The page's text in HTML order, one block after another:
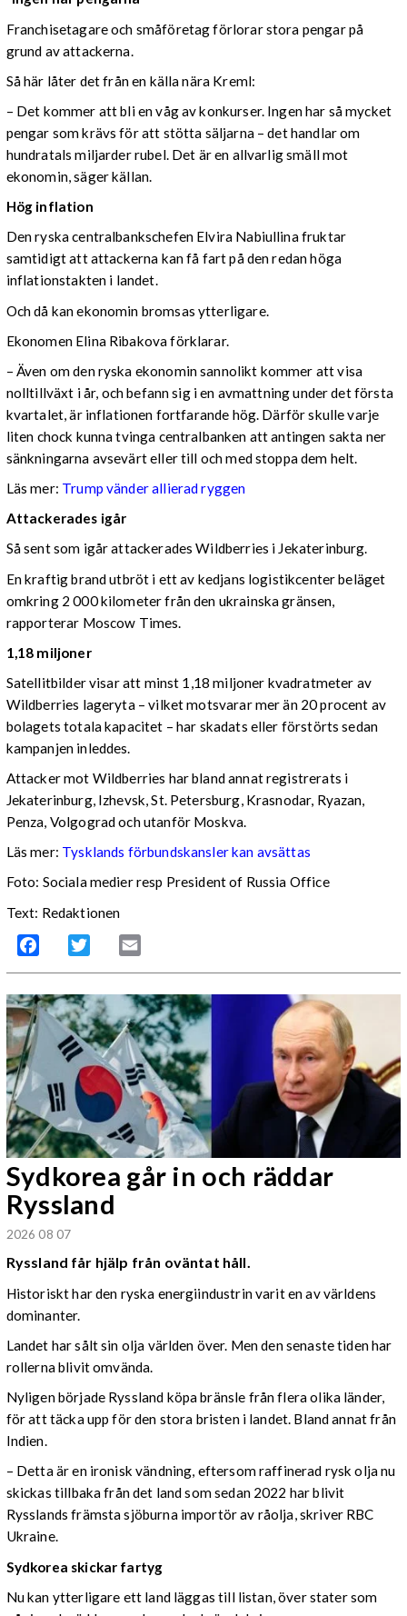
Franchisetagare och småföretag förlorar stora pengar på
grund av attackerna.
Så här låter det från en källa nära Kreml:
– Det kommer att bli en våg av konkurser. Ingen har så mycket
pengar som krävs för att stötta säljarna – det handlar om
hundratals miljarder rubel. Det är en allvarlig smäll mot
ekonomin, säger källan.
Hög inflation
Den ryska centralbankschefen Elvira Nabiullina fruktar
samtidigt att attackerna kan få fart på den redan höga
inflationstakten i landet.
Och då kan ekonomin bromsas ytterligare.
Ekonomen Elina Ribakova förklarar.
– Även om den ryska ekonomin sannolikt kommer att visa
nolltillväxt i år, och befann sig i en avmattning under det första
kvartalet, är inflationen fortfarande hög. Därför skulle varje
liten chock kunna tvinga centralbanken att antingen sakta ner
sänkningarna avsevärt eller till och med stoppa dem helt.
Läs mer: Trump vänder allierad ryggen
Attackerades igår
Så sent som igår attackerades Wildberries i Jekaterinburg.
En kraftig brand utbröt i ett av kedjans logistikcenter beläget
omkring 2 000 kilometer från den ukrainska gränsen,
rapporterar Moscow Times.
1,18 miljoner
Satellitbilder visar att minst 1,18 miljoner kvadratmeter av
Wildberries lageryta – vilket motsvarar mer än 20 procent av
bolagets totala kapacitet – har skadats eller förstörts sedan
kampanjen inleddes.
Attacker mot Wildberries har bland annat registrerats i
Jekaterinburg, Izhevsk, St. Petersburg, Krasnodar, Ryazan,
Penza, Volgograd och utanför Moskva.
Läs mer: Tysklands förbundskansler kan avsättas
Foto: Sociala medier resp President of Russia Office
Text: Redaktionen
Facebook Twitter
Sydkorea går in och räddar
Ryssland
2026 08 07
Ryssland får hjälp från oväntat håll.
Historiskt har den ryska energiindustrin varit en av världens
dominanter.
Landet har sålt sin olja världen över. Men den senaste tiden har
rollerna blivit omvända.
Nyligen började Ryssland köpa bränsle från flera olika länder,
för att täcka upp för den stora bristen i landet. Bland annat från
Indien.
– Detta är en ironisk vändning, eftersom raffinerad rysk olja nu
skickas tillbaka från det land som sedan 2022 har blivit
Rysslands främsta sjöburna importör av råolja, skriver RBC
Ukraine.
Sydkorea skickar fartyg
Nu kan ytterligare ett land läggas till listan, över stater som